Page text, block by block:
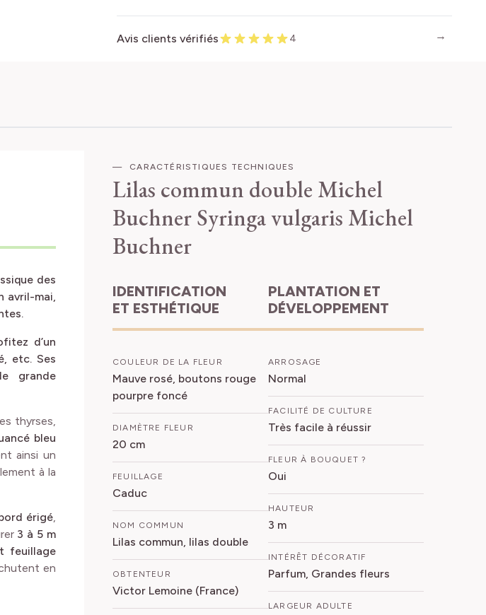
Avis clients vérifiés 4
des
avril-mai,
d’un
etc. Ses
grande
thyrses,
bleu
ainsi un
à la
érigé,
3 à 5 m
feuillage
en
CARACTÉRISTIQUES TECHNIQUES
Lilas commun double Michel
BuchnerSyringa vulgaris Michel
Buchner
IDENTIFICATION
ET ESTHÉTIQUE
COULEUR DE LA FLEUR
Mauve rosé, boutons rouge
pourpre foncé
DIAMÈTRE FLEUR
20 cm
FEUILLAGE
Caduc
NOM COMMUN
Lilas commun, lilas double
OBTENTEUR
Victor Lemoine (France)
PLANTATION ET
DÉVELOPPEMENT
ARROSAGE
Normal
FACILITÉ DE CULTURE
Très facile à réussir
FLEUR À BOUQUET ?
Oui
HAUTEUR
3 m
INTÉRÊT DÉCORATIF
Parfum, Grandes fleurs
LARGEUR ADULTE